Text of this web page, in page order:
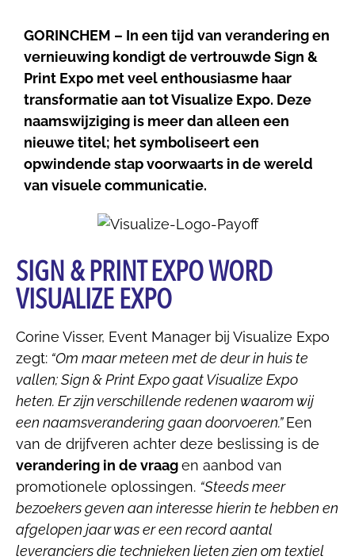
GORINCHEM – In een tijd van verandering en
vernieuwing kondigt de vertrouwde Sign &
Print Expo met veel enthousiasme haar
transformatie aan tot Visualize Expo. Deze
naamswijziging is meer dan alleen een
nieuwe titel; het symboliseert een
opwindende stap voorwaarts in de wereld
van visuele communicatie.
SIGN & PRINT EXPO WORD
VISUALIZE EXPO
Corine Visser, Event Manager bij Visualize Expo
zegt: “Om maar meteen met de deur in huis te
vallen; Sign & Print Expo gaat Visualize Expo
heten. Er zijn verschillende redenen waarom wij
een naamsverandering gaan doorvoeren.”Een
van de drijfveren achter deze beslissing is de
verandering in de vraagen aanbod van
promotionele oplossingen. “Steeds meer
bezoekers geven aan interesse hierin te hebben en
afgelopen jaar was er een record aantal
leveranciersdie technieken lieten zien om textiel